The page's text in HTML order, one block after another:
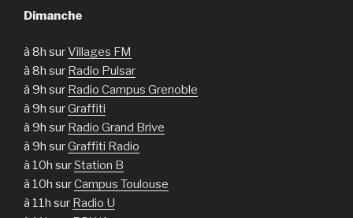
Dimanche
à 8h surVillages FM
à 8h sur Radio Pulsar
à 9h sur Radio Campus Grenoble
à 9h surGraffiti
à 9h sur Radio Grand Brive
à 9h surGraffiti Radio
à 10h surStation B
à 10h surCampus Toulouse
à 11h sur Radio U